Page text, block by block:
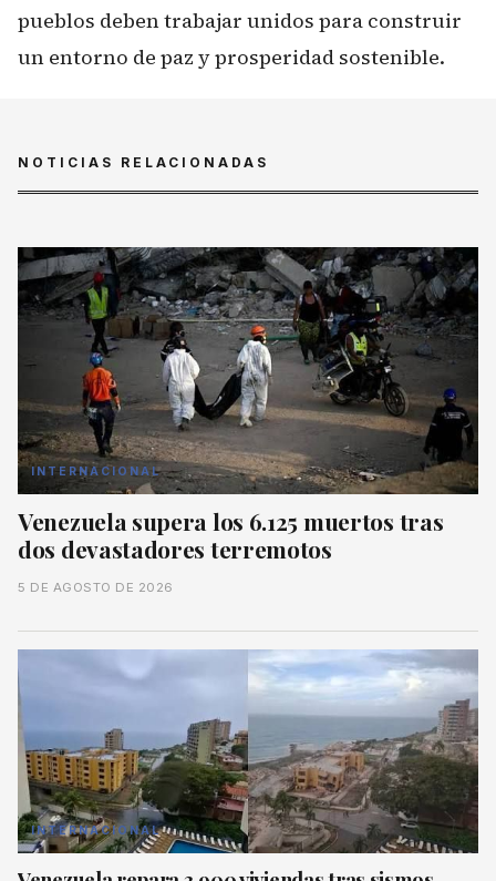
pueblos deben trabajar unidos para construir
un entorno de paz y prosperidad sostenible.
NOTICIAS RELACIONADAS
INTERNACIONAL
Venezuela supera los 6.125 muertos tras
dos devastadores terremotos
5 DE AGOSTO DE 2026
INTERNACIONAL